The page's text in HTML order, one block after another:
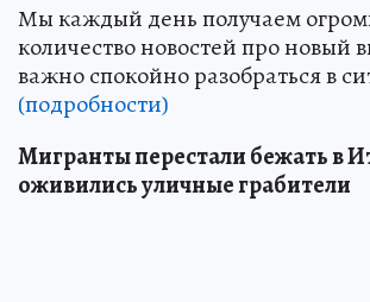
Мы каждый день получаем
количество новостей про новый
важно спокойно разобраться в
(подробности)
Мигранты перестали бежать в
оживились уличные грабители